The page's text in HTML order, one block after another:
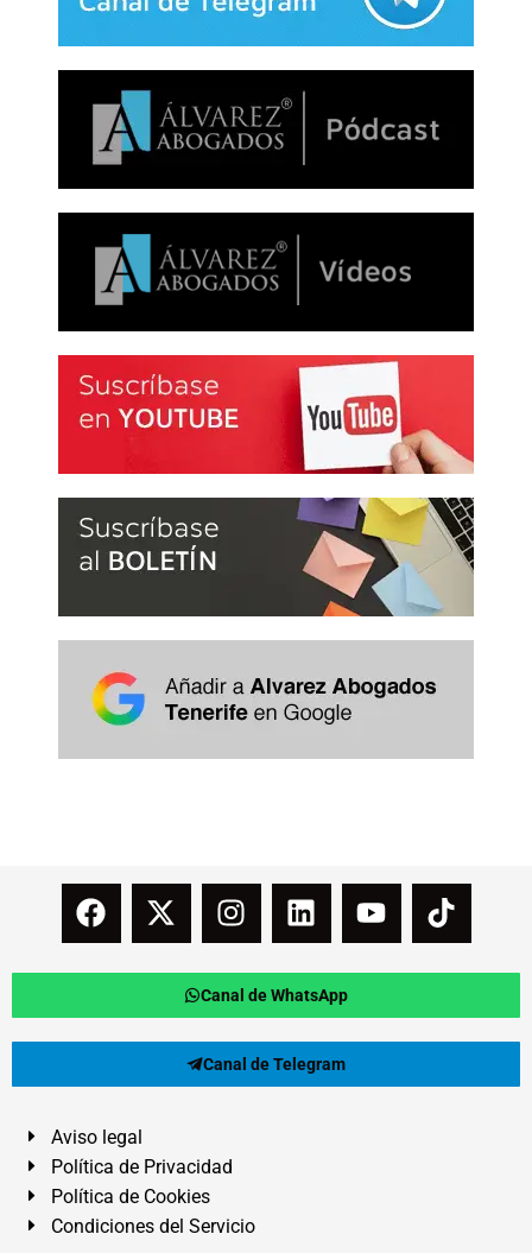
Canal de WhatsApp
Canal de Telegram
Aviso legal
Política de Privacidad
Política de Cookies
Condiciones del Servicio